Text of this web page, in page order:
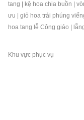
tang
kệ hoa chia buồn
ưu
giỏ hoa trái phúng
hoa tang lễ Công giáo
Khu vực phục vụ